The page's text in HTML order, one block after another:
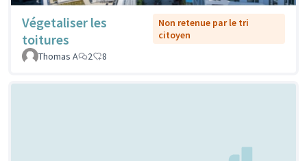
Végetaliser les
toitures
Non retenue par le tri
citoyen
Thomas A
2 8